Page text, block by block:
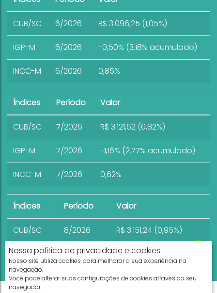
Nossa política de privacidade e cookies
Nosso site utiliza cookies para melhorar a sua experiência na
navegação.
Você pode alterar suas configurações de cookies através do seu
navegador.
CUB/SC 6/2026 R$ 3.096,25 (1,05%)
IGP-M 6/2026 -0,50% (3.18% acumulado)
INCC-M 6/2026 0,85%
Índices Período Valor
CUB/SC 7/2026 R$ 3.121,62 (0,82%)
IGP-M 7/2026 -1,16% (2.77% acumulado)
INCC-M 7/2026 0,62%
Índices Período Valor
CUB/SC 8/2026 R$ 3.151,24 (0,95%)